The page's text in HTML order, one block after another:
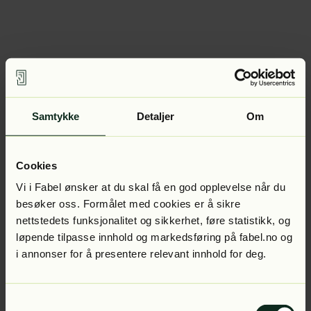
Samtykke Detaljer Om
Cookies
Vi i Fabel ønsker at du skal få en god opplevelse når du
besøker oss. Formålet med cookies er å sikre
nettstedets funksjonalitet og sikkerhet, føre statistikk, og
løpende tilpasse innhold og markedsføring på fabel.no og
i annonser for å presentere relevant innhold for deg.